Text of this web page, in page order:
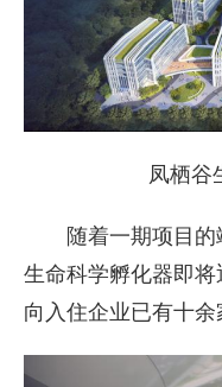
凤栖谷
随着一期项目
生命科学孵化器即
向入住企业已有十余